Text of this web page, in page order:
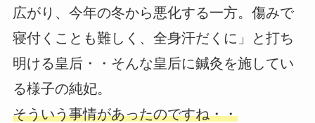
広がり、今年の冬から悪化する一方。傷みで
寝付くことも難しく、全身汗だくに」と打ち
明ける皇后・・そんな皇后に鍼灸を施してい
る様子の純妃。
そういう事情があったのですね・・